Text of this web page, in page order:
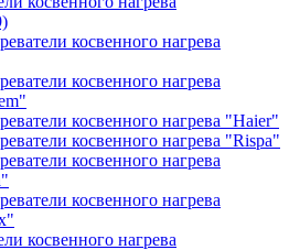
косвенного нагрева
косвенного нагрева
косвенного нагрева "Haier"
косвенного нагрева "Rispa"
косвенного нагрева
косвенного нагрева
косвенного нагрева